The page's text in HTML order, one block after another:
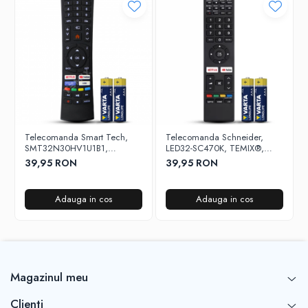
Telecomanda Smart Tech,
SMT32N30HV1U1B1,
43F30U, butoane dedicate
Youtube si Netflix, TEMIX®,
39,95 RON
Adauga in cos
Telecomanda Schneider,
LED32-SC470K, TEMIX®,
neagra, baterii incluse
39,95 RON
Adauga in cos
Magazinul meu
Clienti